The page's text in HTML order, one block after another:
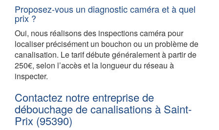
Proposez-vous un diagnostic caméra et à quel
prix ?
Oui, nous réalisons des inspections caméra pour
localiser précisément un bouchon ou un problème de
canalisation. Le tarif débute généralement à partir de
250€, selon l’accès et la longueur du réseau à
inspecter.
Contactez notre entreprise de
débouchage de canalisations à Saint-
Prix (95390)